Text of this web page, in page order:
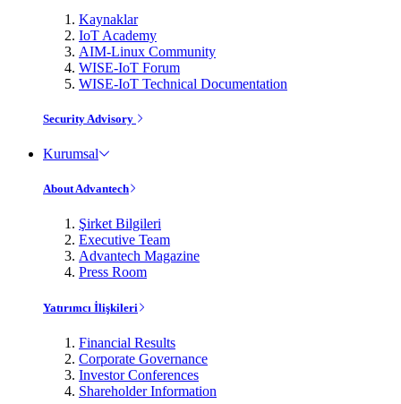
Kaynaklar
IoT Academy
AIM-Linux Community
WISE-IoT Forum
WISE-IoT Technical Documentation
Security Advisory
Kurumsal
About Advantech
Şirket Bilgileri
Executive Team
Advantech Magazine
Press Room
Yatırımcı İlişkileri
Financial Results
Corporate Governance
Investor Conferences
Shareholder Information